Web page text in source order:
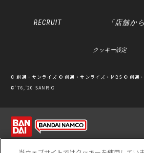
RECRUIT 「店舗か
クッキー設定
© 創通・サンライズ © 創通・サンライズ・MBS © 創通
©’76,’20 SANRIO